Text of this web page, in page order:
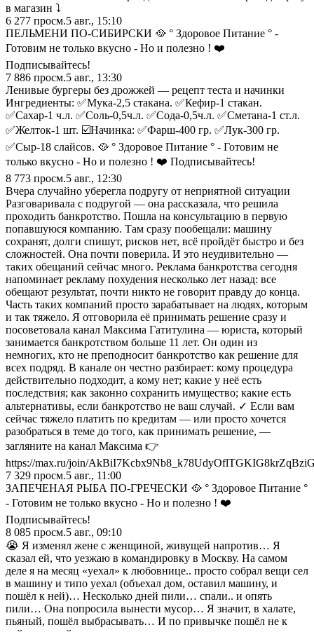
в магазин ⤵️
6 277 просм.5 авг., 15:10
ПЕЛЬМЕНИ ПО-СИБИРСКИ 🥘 ° Здоровое Питание ° -
Готовим не только вкусно - Но и полезно ! ❤️
Подписывайтесь!
7 886 просм.5 авг., 13:30
Ленивые бургеры без дрожжей — рецепт теста и начинки
Ингредиенты: ✅Мука-2,5 стакана. ✅Кефир-1 стакан.
✅Сахар-1 ч.л. ✅Соль-0,5ч.л. ✅Сода-0,5ч.л. ✅Сметана-1 ст.л.
✅Желток-1 шт. ☑️Начинка: ✅Фарш-400 гр. ✅Лук-300 гр.
✅Сыр-18 слайсов. 🥘 ° Здоровое Питание ° - Готовим не
только вкусно - Но и полезно ! ❤️ Подписывайтесь!
8 773 просм.5 авг., 12:30
Вчера случайно уберегла подругу от неприятной ситуации
Разговаривала с подругой — она рассказала, что решила
проходить банкротство. Пошла на консультацию в первую
попавшуюся компанию. Там сразу пообещали: машину
сохранят, долги спишут, рисков нет, всё пройдёт быстро и без
сложностей. Она почти поверила. И это неудивительно —
таких обещаний сейчас много. Реклама банкротства сегодня
напоминает рекламу похудения несколько лет назад: все
обещают результат, почти никто не говорит правду до конца.
Часть таких компаний просто зарабатывает на людях, которым
и так тяжело. Я отговорила её принимать решение сразу и
посоветовала канал Максима Гатитулина — юриста, который
занимается банкротством больше 11 лет. Он один из
немногих, кто не преподносит банкротство как решение для
всех подряд. В канале он честно разбирает: кому процедура
действительно подходит, а кому нет; какие у неё есть
последствия; как законно сохранить имущество; какие есть
альтернативы, если банкротство не ваш случай. ✓ Если вам
сейчас тяжело платить по кредитам — или просто хочется
разобраться в теме до того, как принимать решение, —
загляните на канал Максима 👉
https://max.ru/join/
7 329 просм.5 авг., 11:00
ЗАПЕЧЕНАЯ РЫБА ПО-ГРЕЧЕСКИ 🥘 ° Здоровое Питание °
- Готовим не только вкусно - Но и полезно ! ❤️
Подписывайтесь!
8 085 просм.5 авг., 09:10
😭 Я изменял жене с женщиной, живущей напротив… Я
сказал ей, что уезжаю в командировку в Москву. На самом
деле я на месяц «уехал» к любовнице.. просто собрал вещи сел
в машину и типо уехал (объехал дом, оставил машину, и
пошёл к ней)… Несколько дней пили… спали.. и опять
пили… Она попросила вынести мусор… Я значит, в халате,
пьяный, пошёл выбрасывать… И по привычке пошёл не к